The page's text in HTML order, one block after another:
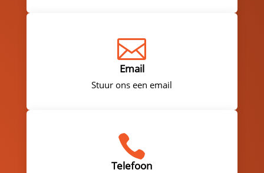

Email
Stuur ons een email

Telefoon